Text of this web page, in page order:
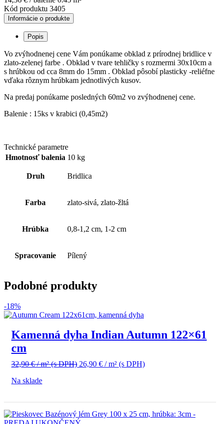
Kód produktu 3405
Informácie o produkte
Popis
Vo zvýhodnenej cene Vám ponúkame obklad z prírodnej bridlice v
zlato-zelenej farbe . Obklad v tvare tehličky s rozmermi 30x10cm a
s hrúbkou od cca 8mm do 15mm . Obklad pôsobí plasticky -reliéfne
vďaka rôznym hrúbkam jednotlivých kusov.
Na predaj ponúkame posledných 60m2 vo zvýhodnenej cene.
Balenie : 15ks v krabici (0,45m2)
Technické parametre
Hmotnosť balenia 10 kg
Druh Bridlica
Farba zlato-sivá, zlato-žltá
Hrúbka 0,8-1,2 cm, 1-2 cm
Spracovanie Pílený
Podobné produkty
-18%
Kamenná dyha Indian Autumn 122×61
cm
32,90€/ m²(s DPH) Pôvodná
(s
26,90 € / m² (s DPH)Aktuálna
(s
Na sklade